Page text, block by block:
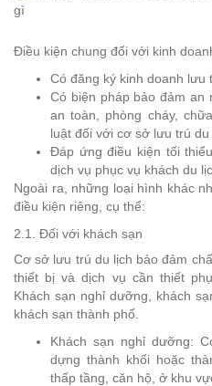
Điều kiện chung đối với kinh
Có đăng ký kinh doanh lưu
Có biện pháp bảo đảm an
an toàn, phòng cháy,
luật đối với cơ sở lưu trú du
Đáp ứng điều kiện tối
dịch vụ phục vụ khách du
Ngoài ra, những loại hình khác
điều kiện riêng, cụ thể:
2.1. Đối với khách sạn
Cơ sở lưu trú du lịch bảo đảm
thiết bị và dịch vụ cần thiết
Khách sạn nghỉ dưỡng, khách
khách sạn thành phố.
Khách sạn nghỉ dưỡng:
dựng thành khối hoặc
thấp tầng, căn hộ, ở khu